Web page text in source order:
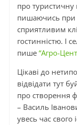
про туристичну
пишаючись при
сприятливим
гостинністю. І
пише “Агро-
Цікаві до
відвідати тут
про створення
– Василь
увесь час свого